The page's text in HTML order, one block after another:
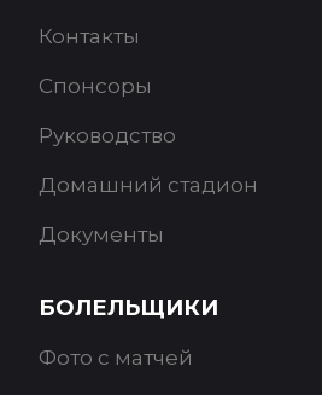
Контакты
Спонсоры
Руководство
Домашний стадион
Документы
БОЛЕЛЬЩИКИ
Фото с матчей